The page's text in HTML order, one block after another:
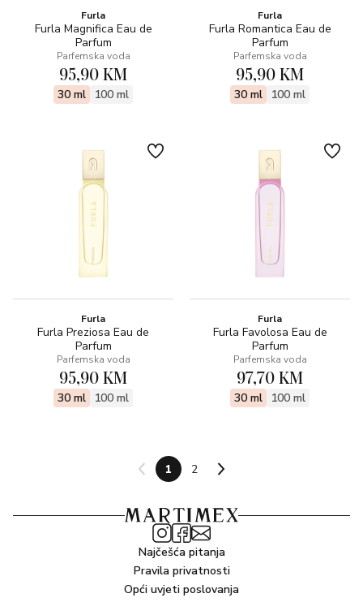
Furla
Furla Magnifica Eau de
Parfum
Parfemska voda
95,90 KM
30 ml 100 ml
Furla
Furla Romantica Eau de
Parfum
Parfemska voda
95,90 KM
30 ml 100 ml
Furla
Furla Preziosa Eau de
Parfum
Parfemska voda
95,90 KM
30 ml 100 ml
Furla
Furla Favolosa Eau de
Parfum
Parfemska voda
97,70 KM
30 ml 100 ml
1 2
Najčešća pitanja
Pravila privatnosti
Opći uvjeti poslovanja